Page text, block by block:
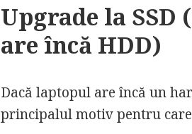
Upgrade la SSD
are încă HDD)
Dacă laptopul are încă un
principalul motiv pentru